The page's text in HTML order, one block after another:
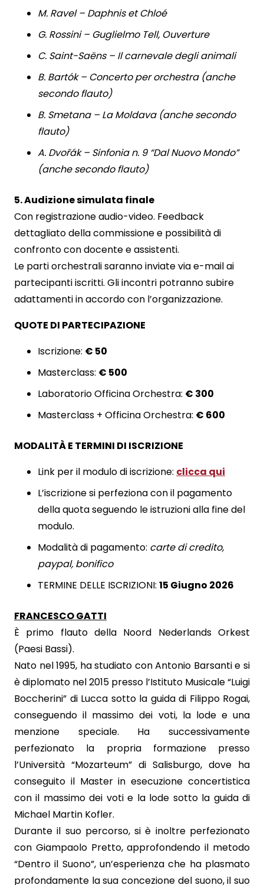
M. Ravel – Daphnis et Chloé
G. Rossini – Guglielmo Tell, Ouverture
C. Saint-Saëns – Il carnevale degli animali
B. Bartók – Concerto per orchestra (anche
secondo flauto)
B. Smetana – La Moldava (anche secondo
flauto)
A. Dvořák – Sinfonia n. 9 “Dal Nuovo Mondo”
(anche secondo flauto)
5. Audizione simulata finale
Con registrazione audio-video. Feedback
dettagliato della commissione e possibilità di
confronto con docente e assistenti.
Le parti orchestrali saranno inviate via e-mail ai
partecipanti iscritti. Gli incontri potranno subire
adattamenti in accordo con l’organizzazione.
QUOTE DI PARTECIPAZIONE
Iscrizione: € 50
Masterclass: € 500
Laboratorio Officina Orchestra: € 300
Masterclass + Officina Orchestra: € 600
MODALITÀ E TERMINI DI ISCRIZIONE
Link per il modulo di iscrizione: clicca qui
L’iscrizione si perfeziona con il pagamento
della quota seguendo le istruzioni alla fine del
modulo.
Modalità di pagamento: carte di credito,
paypal, bonifico
TERMINE DELLE ISCRIZIONI: 15 Giugno 2026
FRANCESCO GATTI
È primo flauto della Noord Nederlands Orkest
(Paesi Bassi).
Nato nel 1995, ha studiato con Antonio Barsanti e si
è diplomato nel 2015 presso l’Istituto Musicale “Luigi
Boccherini” di Lucca sotto la guida di Filippo Rogai,
conseguendo il massimo dei voti, la lode e una
menzione speciale. Ha successivamente
perfezionato la propria formazione presso
l’Università “Mozarteum” di Salisburgo, dove ha
conseguito il Master in esecuzione concertistica
con il massimo dei voti e la lode sotto la guida di
Michael Martin Kofler.
Durante il suo percorso, si è inoltre perfezionato
con Giampaolo Pretto, approfondendo il metodo
“Dentro il Suono”, un’esperienza che ha plasmato
profondamente la sua concezione del suono, il suo